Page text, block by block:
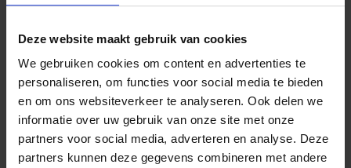
Deze website maakt gebruik van cookies
We gebruiken cookies om content en advertenties te
personaliseren, om functies voor social media te bieden
en om ons websiteverkeer te analyseren. Ook delen we
informatie over uw gebruik van onze site met onze
partners voor social media, adverteren en analyse. Deze
partners kunnen deze gegevens combineren met andere